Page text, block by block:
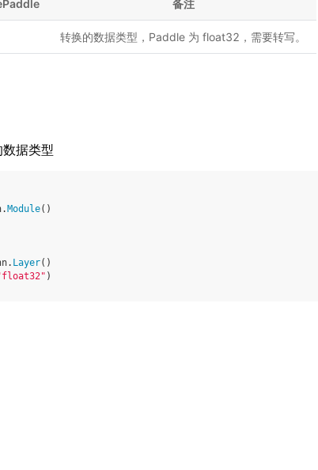
备注
转换的数据类型，Paddle 为 float32，需要转写。
据类型
. Module()
. Layer()
)